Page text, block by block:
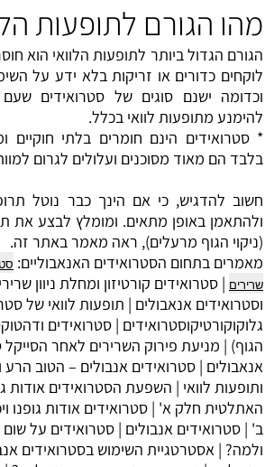
מהו הגורם לתופעות
הגורם הגדול ביותר לתופעות הלוואי הוא
לוקחים כדורים או זריקות בלא ידע על
וכדומה ישנם סוגים של סטרואידים
להימנע מתופעות לוואי בכלל.
* סטרואידים הינם חומרים בלתי חוקיים
בלבד הם מאוד מסוכנים ועלולים לגרום
חשוב להדגיש, כי אם הינך כבר נוטל
ולהתאמן באופן מתאים. ומומלץ לבצע את
(ניקוי הגוף מרעלים), ראה מאמר באתר זה.
מאמרים בתחום הסטרואידים האנאבוליים:
שרירים | סטרואידים קורטיזון ומחלת ניוון
וסטרואידים אנאבולים | תופעות לוואי של
גלוקוקורטיקוסטרואידים | סטרואידים
הגוף) | מניעת פירוק השרירים לאחר הסייקל
אנאבולים | סטרואידים אנבולים – הטוב הרע
ותופעות לוואי | השפעת הסטרואידים אודות
האתלטית חלק א' | סטרואידים אודות גופנו
ב' | סטרואידים אנבולים | סטרואידים על
ולמה? | אסטרטגיית השימוש בסטרואידים